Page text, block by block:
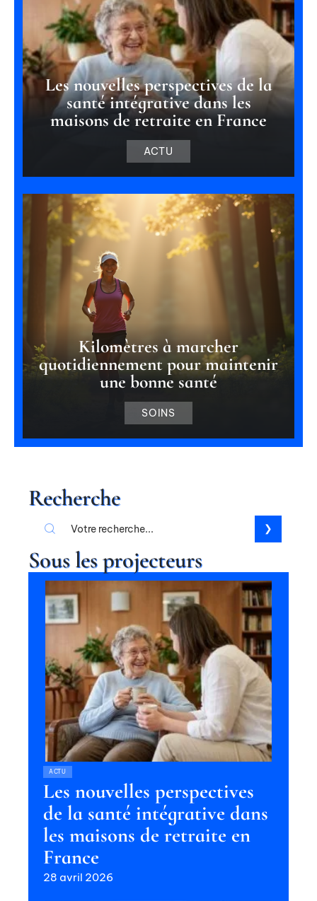
Les nouvelles perspectives de la
santé intégrative dans les
maisons de retraite en France
ACTU
Kilomètres à marcher
quotidiennement pour maintenir
une bonne santé
SOINS
Recherche
Sous les projecteurs
ACTU
Les nouvelles perspectives
de la santé intégrative dans
les maisons de retraite en
France
28 avril 2026